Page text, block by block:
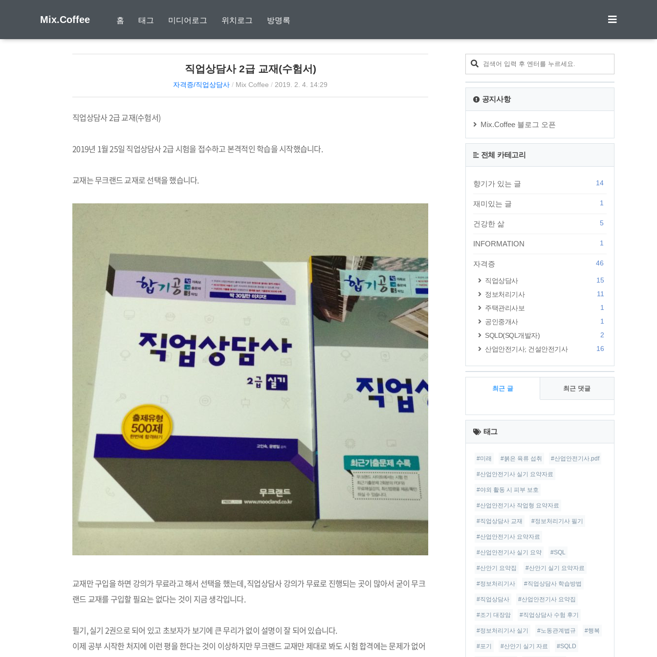
Mix.Coffee 홈 태그 미디어로그 위치로그 방명록
직업상담사 2급 교재(수험서)
자격증/직업상담사 / Mix Coffee / 2019. 2. 4. 14:29
직업상담사2급 교재(수험서)
2019년 1월25일 직업상담사2급 시험을 접수하고 본격적인 학습을 시작했습니다.
교재는 무크랜드 교재로 선택을 했습니다.
교재만 구입을 하면 강의가 무료라고 해서 선택을 했는데,직업상담사 강의가 무료로 진행되는 곳이 많아서 굳이 무크
랜드 교재를 구입할 필요는 없다는 것이 지금 생각입니다.
필기,실기 2권으로 되어 있고 초보자가 보기에 큰 무리가 없이 설명이 잘 되어 있습니다.
이제 공부 시작한 처지에 이런 평을 한다는 것이 이상하지만 무크랜드 교재만 제대로 봐도 시험 합격에는 문제가 없어
공지사항
Mix.Coffee 블로그 오픈
전체 카테고리
향기가 있는 글 14
재미있는 글 1
건강한 삶 5
INFORMATION 1
자격증 46
직업상담사
15
정보처리기사
11
주택관리사보
1
공인중개사
1
SQLD(SQL개발자)
2
산업안전기사; 건설안전기사
16
최근 글 최근 댓글
최
근
글
태그
#미래 #붉은 육류 섭취 #산업안전기사.pdf
#산업안전기사 실기 요약자료
#야외 활동 시 피부 보호
#산업안전기사 작업형 요약자료
#직업상담사 교재 #정보처리기사 필기
#산업안전기사 요약자료
#산업안전기사 실기 요약 #SQL
#산안기 요약집 #산안기 실기 요약자료
#정보처리기사 #직업상담사 학습방법
#직업상담사 #산업안전기사 요약집
#조기 대장암 #직업상담사 수험 후기
#정보처리기사 실기 #노동관계법규 #행복
#포기 #산안기 실기 자료 #SQLD